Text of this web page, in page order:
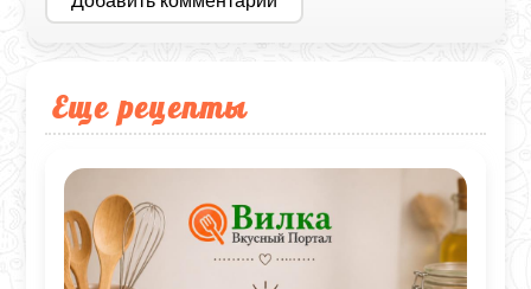
Еще рецепты